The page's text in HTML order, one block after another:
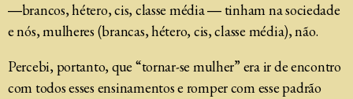
―brancos, hétero, cis, classe média ― tinham na sociedade
e nós, mulheres (brancas, hétero, cis, classe média), não.
Percebi, portanto, que “tornar-se mulher” era ir de encontro
com todos esses ensinamentos e romper com esse padrão